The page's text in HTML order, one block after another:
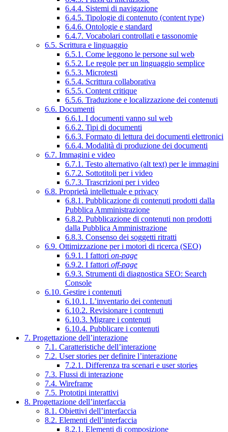
6.4.4. Sistemi di navigazione
6.4.5. Tipologie di contenuto (content type)
6.4.6. Ontologie e standard
6.4.7. Vocabolari controllati e tassonomie
6.5. Scrittura e linguaggio
6.5.1. Come leggono le persone sul web
6.5.2. Le regole per un linguaggio semplice
6.5.3. Microtesti
6.5.4. Scrittura collaborativa
6.5.5. Content critique
6.5.6. Traduzione e localizzazione dei contenuti
6.6. Documenti
6.6.1. I documenti vanno sul web
6.6.2. Tipi di documenti
6.6.3. Formato di lettura dei documenti elettronici
6.6.4. Modalità di produzione dei documenti
6.7. Immagini e video
6.7.1. Testo alternativo (alt text) per le immagini
6.7.2. Sottotitoli per i video
6.7.3. Trascrizioni per i video
6.8. Proprietà intellettuale e privacy
6.8.1. Pubblicazione di contenuti prodotti dalla
Pubblica Amministrazione
6.8.2. Pubblicazione di contenuti non prodotti
dalla Pubblica Amministrazione
6.8.3. Consenso dei soggetti ritratti
6.9. Ottimizzazione per i motori di ricerca (SEO)
6.9.1. I fattori on-page
6.9.2. I fattori off-page
6.9.3. Strumenti di diagnostica SEO: Search
Console
6.10. Gestire i contenuti
6.10.1. L’inventario dei contenuti
6.10.2. Revisionare i contenuti
6.10.3. Migrare i contenuti
6.10.4. Pubblicare i contenuti
7. Progettazione dell’interazione
7.1. Caratteristiche dell’interazione
7.2. User stories per definire l’interazione
7.2.1. Differenza tra scenari e user stories
7.3. Flussi di interazione
7.4. Wireframe
7.5. Prototipi interattivi
8. Progettazione dell’interfaccia
8.1. Obiettivi dell’interfaccia
8.2. Elementi dell’interfaccia
8.2.1. Elementi di composizione